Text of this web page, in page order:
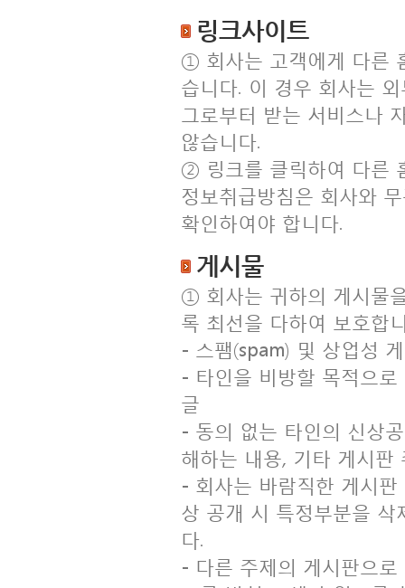
링크사이트
① 회사는 고객에게 다른
습니다. 이 경우 회사는
그로부터 받는 서비스나
않습니다.
② 링크를 클릭하여 다른
정보취급방침은 회사와
확인하여야 합니다.
게시물
① 회사는 귀하의 게시물
록 최선을 다하여 보호합
- 스팸(spam) 및 상업성
- 타인을 비방할 목적으
글
- 동의 없는 타인의 신상
해하는 내용, 기타 게시
- 회사는 바람직한 게시
상 공개 시 특정부분을
다.
- 다른 주제의 게시판으